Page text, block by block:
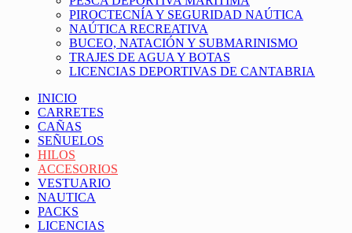
PIROCTECNÍA Y SEGURIDAD NAÚTICA
NAÚTICA RECREATIVA
BUCEO, NATACIÓN Y SUBMARINISMO
TRAJES DE AGUA Y BOTAS
LICENCIAS DEPORTIVAS DE CANTABRIA
INICIO
CARRETES
CAÑAS
SEÑUELOS
HILOS
ACCESORIOS
VESTUARIO
NAUTICA
PACKS
LICENCIAS